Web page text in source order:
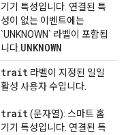
기기 특성입니다. 연결된 특
성이 없는 이벤트에는
`UNKNOWN` 라벨이 포함됩
니다. UNKNOWN
trait 라벨이 지정된 일일
활성 사용자 수입니다.
trait(문자열): 스마트 홈
기기 특성입니다. 연결된 특